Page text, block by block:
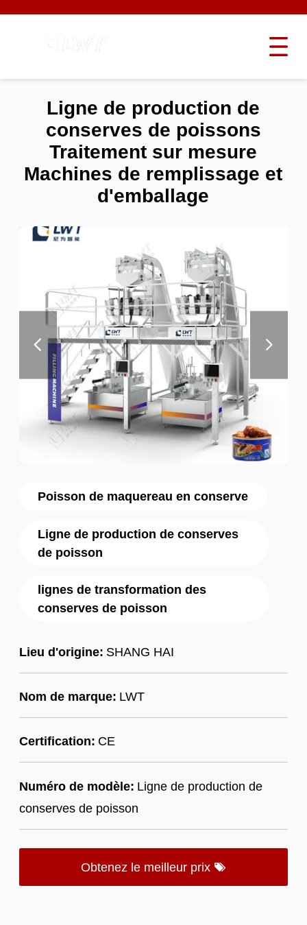
Poisson de maquereau en conserve
Ligne de production de conserves
de poisson
lignes de transformation des
conserves de poisson
Lieu d'origine: SHANG HAI
Nom de marque: LWT
Certification: CE
Numéro de modèle: Ligne de production de
conserves de poisson
Obtenez le meilleur prix
Ligne de production de
conserves de poissons
Traitement sur mesure
Machines de remplissage et
d'emballage